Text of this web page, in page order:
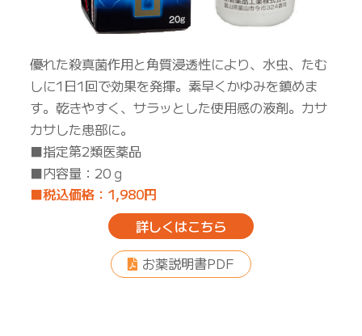
優れた殺真菌作用と角質浸透性により、水虫、たむ
しに1日1回で効果を発揮。素早くかゆみを鎮めま
す。乾きやすく、サラッとした使用感の液剤。カサ
カサした患部に。
■指定第2類医薬品
■内容量：20ｇ
■税込価格：1,980円
詳しくはこちら
お薬説明書PDF